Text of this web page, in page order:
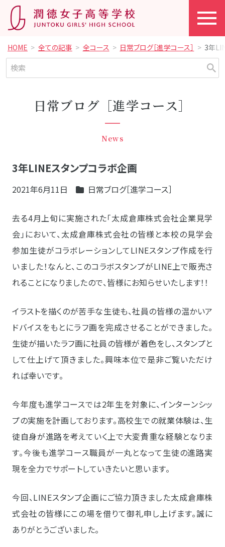
HOME 全ての記事 全コース 日常ブログ［進学コース］ 3年
日常ブログ［進学コース］
News
3年LINEスタンプコラボ企画
2021年6月11日 日常ブログ［進学コース］
去る4月上旬に実施された「太成倉庫株式会社企業見学
会」において、太成倉庫株式会社の皆様と本校の見学会
参加生徒がコラボレーションしてLINEスタンプ作成を行
いました！なんと、このコラボスタンプがLINE上で販売さ
れることになりましたので、皆様にお知らせいたします！！
イラストを描くのが苦手な生徒も、社員の皆様の温かいア
ドバイスをもとにラフ画を完成させることができました。
生徒が描いたラフ画に社員の皆様が着色をし、スタンプと
して仕上げて頂きました。興味本位で是非ご覧いただけ
れば幸いです。
今年度も進学コースでは2年生を対象に、インターンシッ
プの実施を計画しております。高校生での就業体験は、生
徒自身が進路を考えていく上で大変貴重な経験となりま
す。今後も進学コース職員が一丸となって生徒の進路実
現を全力でサポートしていきたいと思います。
今回、LINEスタンプ企画にご協力頂きました太成倉庫株
式会社の皆様にこの場を借りて御礼申し上げます。誠に
ありがとうございました。